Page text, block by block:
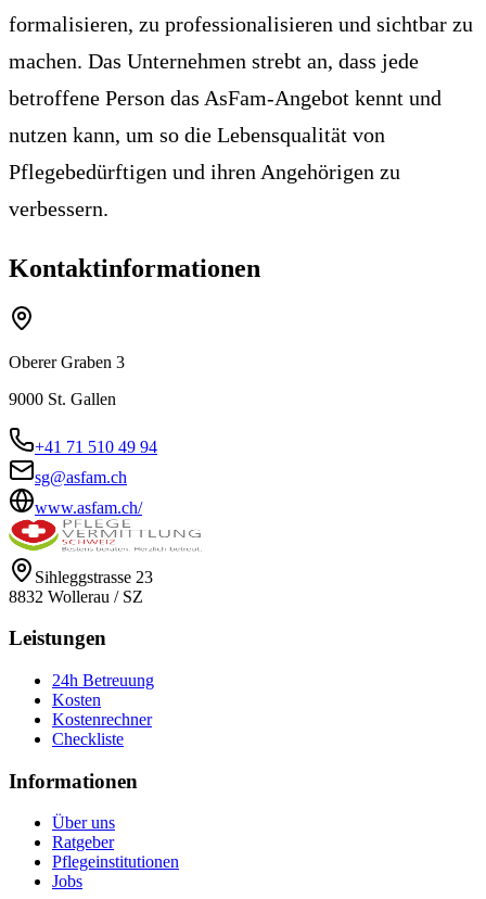
formalisieren, zu professionalisieren und sichtbar zu
machen. Das Unternehmen strebt an, dass jede
betroffene Person das AsFam-Angebot kennt und
nutzen kann, um so die Lebensqualität von
Pflegebedürftigen und ihren Angehörigen zu
verbessern.
Kontaktinformationen
Oberer Graben 3
9000 St. Gallen
+41 71 510 49 94
sg@asfam.ch
www.asfam.ch/
Sihleggstrasse 23
8832 Wollerau / SZ
Leistungen
24h Betreuung
Kosten
Kostenrechner
Checkliste
Informationen
Über uns
Ratgeber
Pflegeinstitutionen
Jobs